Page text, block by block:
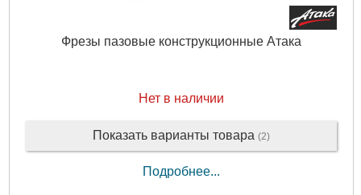
Фрезы пазовые конструкционные Атака
Нет в наличии
Показать варианты товара (2)
Подробнее...